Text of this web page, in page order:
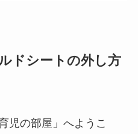
ドシートの外し方
児の部屋」へようこ